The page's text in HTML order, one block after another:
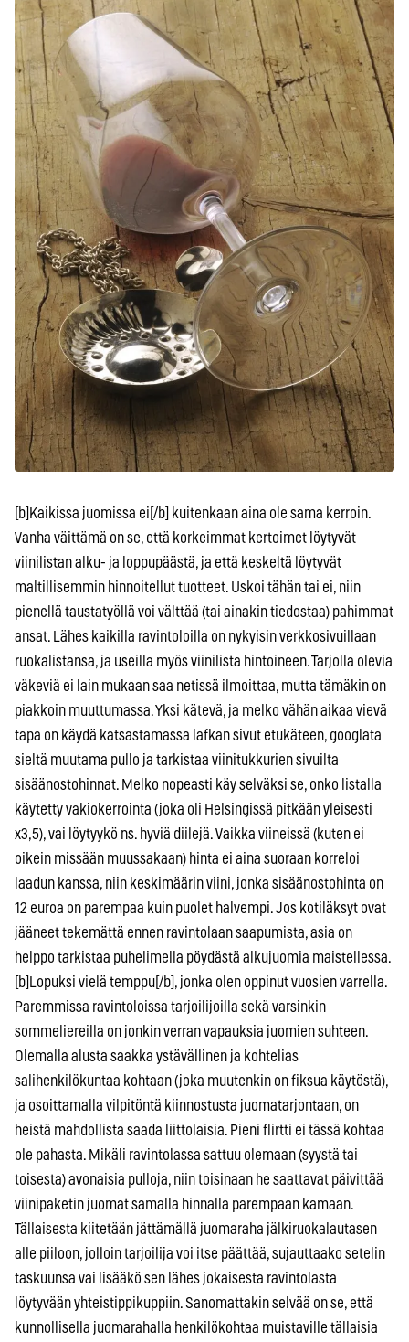
[b]Kaikissa juomissa ei[/b] kuitenkaan aina ole sama kerroin.
Vanha väittämä on se, että korkeimmat kertoimet löytyvät
viinilistan alku- ja loppupäästä, ja että keskeltä löytyvät
maltillisemmin hinnoitellut tuotteet. Uskoi tähän tai ei, niin
pienellä taustatyöllä voi välttää (tai ainakin tiedostaa) pahimmat
ansat. Lähes kaikilla ravintoloilla on nykyisin verkkosivuillaan
ruokalistansa, ja useilla myös viinilista hintoineen. Tarjolla olevia
väkeviä ei lain mukaan saa netissä ilmoittaa, mutta tämäkin on
piakkoin muuttumassa. Yksi kätevä, ja melko vähän aikaa vievä
tapa on käydä katsastamassa lafkan sivut etukäteen, googlata
sieltä muutama pullo ja tarkistaa viinitukkurien sivuilta
sisäänostohinnat. Melko nopeasti käy selväksi se, onko listalla
käytetty vakiokerrointa (joka oli Helsingissä pitkään yleisesti
x3,5), vai löytyykö ns. hyviä diilejä. Vaikka viineissä (kuten ei
oikein missään muussakaan) hinta ei aina suoraan korreloi
laadun kanssa, niin keskimäärin viini, jonka sisäänostohinta on
12 euroa on parempaa kuin puolet halvempi. Jos kotiläksyt ovat
jääneet tekemättä ennen ravintolaan saapumista, asia on
helppo tarkistaa puhelimella pöydästä alkujuomia maistellessa.
[b]Lopuksi vielä temppu[/b], jonka olen oppinut vuosien varrella.
Paremmissa ravintoloissa tarjoilijoilla sekä varsinkin
sommeliereilla on jonkin verran vapauksia juomien suhteen.
Olemalla alusta saakka ystävällinen ja kohtelias
salihenkilökuntaa kohtaan (joka muutenkin on fiksua käytöstä),
ja osoittamalla vilpitöntä kiinnostusta juomatarjontaan, on
heistä mahdollista saada liittolaisia. Pieni flirtti ei tässä kohtaa
ole pahasta. Mikäli ravintolassa sattuu olemaan (syystä tai
toisesta) avonaisia pulloja, niin toisinaan he saattavat päivittää
viinipaketin juomat samalla hinnalla parempaan kamaan.
Tällaisesta kiitetään jättämällä juomaraha jälkiruokalautasen
alle piiloon, jolloin tarjoilija voi itse päättää, sujauttaako setelin
taskuunsa vai lisääkö sen lähes jokaisesta ravintolasta
löytyvään yhteistippikuppiin. Sanomattakin selvää on se, että
kunnollisella juomarahalla henkilökohtaa muistaville tällaisia